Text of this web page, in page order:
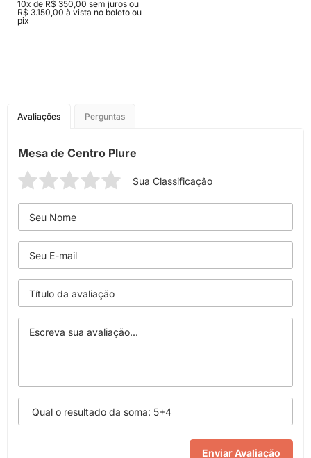
10x de R$ 350,00 sem juros ou
R$ 3.150,00 à vista no boleto ou
pix
Avaliações Perguntas
Mesa de Centro Plure
Sua Classificação